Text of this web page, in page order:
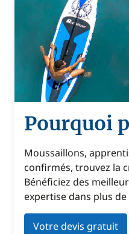
Pourquoi
Moussaillons,
confirmés, trouvez la
Bénéficiez des
expertise dans plus
Votre devis gratuit